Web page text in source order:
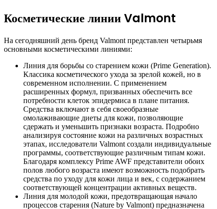
Косметические линии Valmont
На сегодняшний день бренд Valmont представлен четырьмя
основными косметическими линиями:
Линия для борьбы со старением кожи (Prime Generation).
Классика косметического ухода за зрелой кожей, но в
современном исполнении. С применением
расширенных формул, призванных обеспечить все
потребности клеток эпидермиса в плане питания.
Средства включают в себя своеобразные
омолаживающие диеты для кожи, позволяющие
сдержать и уменьшить признаки возраста. Подробно
анализируя состояние кожи на различных возрастных
этапах, исследователи Valmont создали индивидуальные
программы, соответствующие различным типам кожи.
Благодаря комплексу Prime AWF представители обоих
полов любого возраста имеют возможность подобрать
средства по уходу для кожи лица и век, с содержанием
соответствующей концентрации активных веществ.
Линия для молодой кожи, предотвращающая начало
процессов старения (Nature by Valmont) предназначена